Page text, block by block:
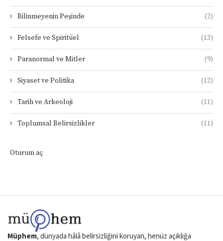
Bilinmeyenin Peşinde (2)
Felsefe ve Spiritüel (13)
Paranormal ve Mitler (9)
Siyaset ve Politika (12)
Tarih ve Arkeoloji (11)
Toplumsal Belirsizlikler (11)
Oturum aç
Müphem, dünyada hâlâ belirsizliğini koruyan, henüz açıklığa